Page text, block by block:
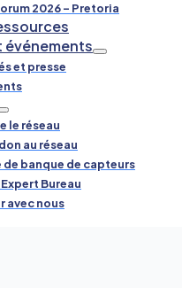
2026 – Pretoria
événements
et presse
le réseau
au réseau
de banque de capteurs
Bureau
avec nous